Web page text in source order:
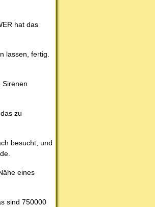
hat das
lassen, fertig.
Sirenen
zu
besucht, und
eines
sind 750000